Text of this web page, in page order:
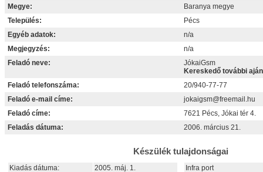
Megye:
Baranya megye
Település:
Pécs
Egyéb adatok:
n/a
Megjegyzés:
n/a
Feladó neve:
JókaiGsm
Kereskedő további
Feladó telefonszáma:
20/940-77-77
Feladó e-mail címe:
jokaigsm@freemail.hu
Feladó címe:
7621 Pécs, Jókai tér 4.
Feladás dátuma:
2006. március 21.
Készülék tulajdonságai
Kiadás dátuma:
2005. máj. 1.
Infra port